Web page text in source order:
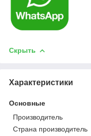
Скрыть
Характеристики
Основные
Производитель
Страна производитель